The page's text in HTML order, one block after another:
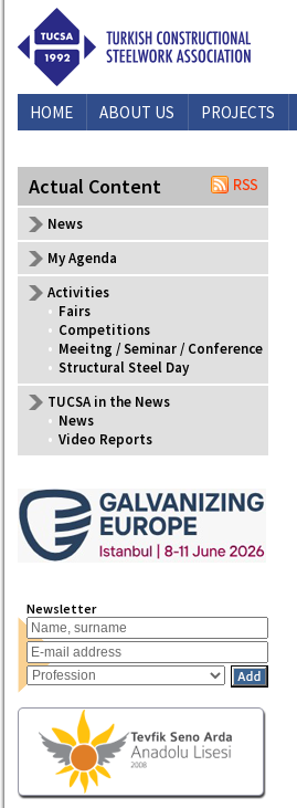
HOME ABOUT US PROJECTS
Actual Content
News
My Agenda
Activities
• Fairs
• Competitions
• Meeitng / Seminar / Conference
• Structural Steel Day
TUCSA in the News
• News
• Video Reports
Newsletter